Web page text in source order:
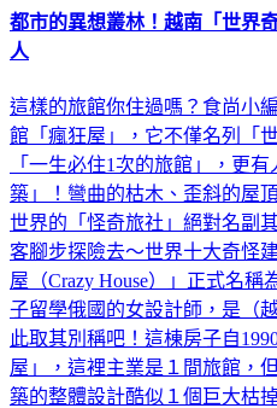
都市的異想叢林！越南「世界
人
這樣的旅館你住過嗎？食尚小
館「瘋狂屋」，它不僅名列「
「一生必住1次的旅館」，更
築」！彎曲的枯木、歪斜的屋
世界的「怪奇旅社」絕對名副
客腳步探險去～世界十大奇怪
屋（Crazy House）」正式名
子留學俄國的女設計師，是（
此取其別稱吧！這棟房子自
屋」，這裡主業是１間旅館，
築的整體設計酷似１個巨大枯